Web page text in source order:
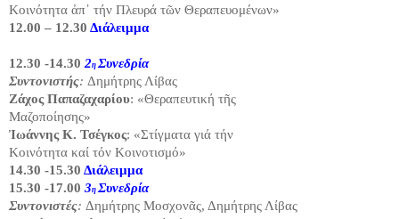
Κοινότητα ἀπ᾿ τήν Πλευρά τῶν Θεραπευομένων»
12.00 – 12.30 Διάλειμμα
12.30 -14.30 2η Συνεδρία
Συντονιστής: Δημήτρης Λίβας
Ζάχος Παπαζαχαρίου: «Θεραπευτική τῆς
Μαζοποίησης»
Ἰωάννης Κ. Τσέγκος: «Στίγματα γιά τήν
Κοινότητα καί τόν Κοινοτισμό»
14.30 -15.30 Διάλειμμα
15.30 -17.00 3η Συνεδρία
Συντονιστές: Δημήτρης Μοσχονᾶς, Δημήτρης Λίβας